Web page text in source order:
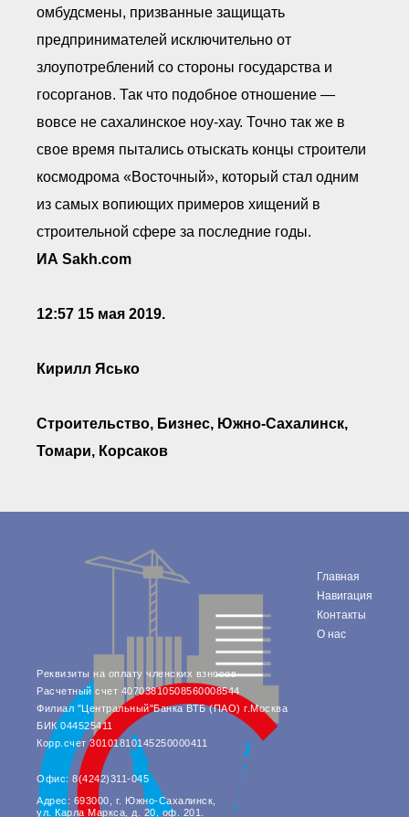
омбудсмены, призванные защищать
предпринимателей исключительно от
злоупотреблений со стороны государства и
госорганов. Так что подобное отношение —
вовсе не сахалинское ноу-хау. Точно так же в
свое время пытались отыскать концы строители
космодрома «Восточный», который стал одним
из самых вопиющих примеров хищений в
строительной сфере за последние годы.
ИА Sakh.com
12:57 15 мая 2019.
Кирилл Ясько
Строительство, Бизнес, Южно-Сахалинск,
Томари, Корсаков
Реквизиты на оплату членских взносов
Расчетный счет 40703810508560008544
Филиал "Центральный"Банка ВТБ (ПАО) г.Москва
БИК 044525411
Корр.счет 30101810145250000411
Офис: 8(4242)311-045
Адрес: 693000, г. Южно-Сахалинск,
ул. Карла Маркса, д. 20, оф. 201.
Главная
Навигация
Контакты
О нас